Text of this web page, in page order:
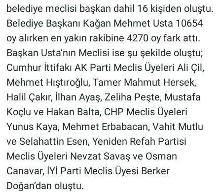
belediye meclisi başkan dahil 16 kişiden oluştu.
Belediye Başkanı Kağan Mehmet Usta 10654
oy alırken en yakın rakibine 4270 oy fark attı.
Başkan Usta’nın Meclisi ise şu şekilde oluştu;
Cumhur İttifakı AK Parti Meclis Üyeleri Ali Çil,
Mehmet Hıştıroğlu, Tamer Mahmut Hersek,
Halil Çakır, İlhan Ayaş, Zeliha Peşte, Mustafa
Koçlu ve Hakan Balta, CHP Meclis Üyeleri
Yunus Kaya, Mehmet Erbabacan, Vahit Mutlu
ve Selahattin Esen, Yeniden Refah Partisi
Meclis Üyeleri Nevzat Savaş ve Osman
Canavar, İYİ Parti Meclis Üyesi Berker
Doğan’dan oluştu.